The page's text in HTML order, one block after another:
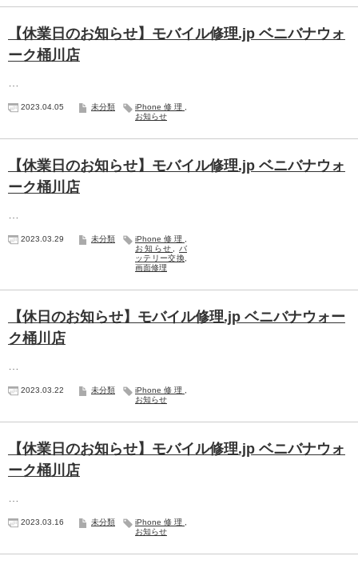
【休業日のお知らせ】モバイル修理.jp ベニバナウォ
ーク桶川店
2023.04.05 未分類 iPhone修理
お知らせ
【休業日のお知らせ】モバイル修理.jp ベニバナウォ
ーク桶川店
2023.03.29 未分類 iPhone修理
お知らせ
バ
ッテリー交換
画面修理
【休日のお知らせ】モバイル修理.jp ベニバナウォー
ク桶川店
2023.03.22 未分類 iPhone修理
お知らせ
【休業日のお知らせ】モバイル修理.jp ベニバナウォ
ーク桶川店
2023.03.16 未分類 iPhone修理
お知らせ